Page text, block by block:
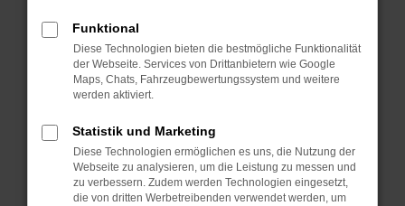
Fenster?
Starte dein Gerät neu.
Das kann manchmal helfen, vorübergehende
Probleme zu beheben.
Betriebssystem auf dem neuesten Stand
sind.
Veraltete Software birgt nicht nur ein
Sicherheitsrisiko, sondern kann auch dazu
Funktional
Diese Technologien bieten die bestmögliche Funktionalität
der Webseite. Services von Drittanbietern wie Google
Maps, Chats, Fahrzeugbewertungssystem und weitere
werden aktiviert.
Statistik und Marketing
Diese Technologien ermöglichen es uns, die Nutzung der
Webseite zu analysieren, um die Leistung zu messen und
zu verbessern. Zudem werden Technologien eingesetzt,
die von dritten Werbetreibenden verwendet werden, um